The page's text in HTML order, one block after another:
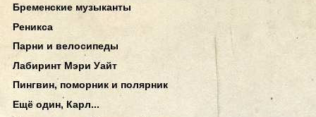
Бременские музыканты
Реникса
Парни и велосипеды
Лабиринт Мэри Уайт
Пингвин, поморник и полярник
Ещё один, Карл...